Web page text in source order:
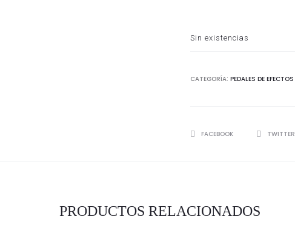
Sin existencias
CATEGORÍA: PEDALES DE EFECTOS
SHAREFACEBOOK TWITTER
PRODUCTOS RELACIONADOS